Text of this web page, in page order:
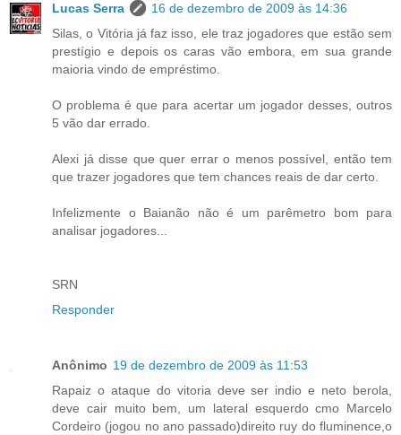
Lucas Serra
16 de dezembro de 2009 às 14:36
Silas, o Vitória já faz isso, ele traz jogadores que estão sem
prestígio e depois os caras vão embora, em sua grande
maioria vindo de empréstimo.
O problema é que para acertar um jogador desses, outros
5 vão dar errado.
Alexi já disse que quer errar o menos possível, então tem
que trazer jogadores que tem chances reais de dar certo.
Infelizmente o Baianão não é um parêmetro bom para
analisar jogadores...
SRN
Responder
Anônimo 19 de dezembro de 2009 às 11:53
Rapaiz o ataque do vitoria deve ser indio e neto berola,
deve cair muito bem, um lateral esquerdo cmo Marcelo
Cordeiro (jogou no ano passado)direito ruy do fluminence,o